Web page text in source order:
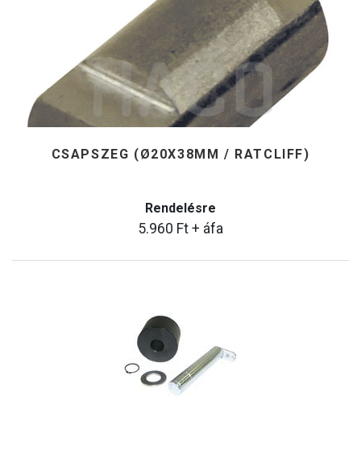
CSAPSZEG (Ø20X38MM / RATCLIFF)
Rendelésre
5.960 Ft + áfa